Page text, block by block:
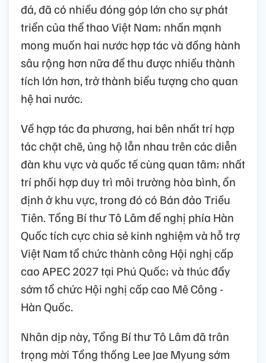
đá, đã có nhiều đóng góp lớn cho sự phát
triển của thể thao Việt Nam; nhấn mạnh
mong muốn hai nước hợp tác và đồng hành
sâu rộng hơn nữa để thu được nhiều thành
tích lớn hơn, trở thành biểu tượng cho quan
hệ hai nước.
Về hợp tác đa phương, hai bên nhất trí hợp
tác chặt chẽ, ủng hộ lẫn nhau trên các diễn
đàn khu vực và quốc tế cùng quan tâm; nhất
trí phối hợp duy trì môi trường hòa bình, ổn
định ở khu vực, trong đó có Bán đảo Triều
Tiên. Tổng Bí thư Tô Lâm đề nghị phía Hàn
Quốc tích cực chia sẻ kinh nghiệm và hỗ trợ
Việt Nam tổ chức thành công Hội nghị cấp
cao APEC 2027 tại Phú Quốc; và thúc đẩy
sớm tổ chức Hội nghị cấp cao Mê Công -
Hàn Quốc.
Nhân dịp này, Tổng Bí thư Tô Lâm đã trân
trọng mời Tổng thống Lee Jae Myung sớm